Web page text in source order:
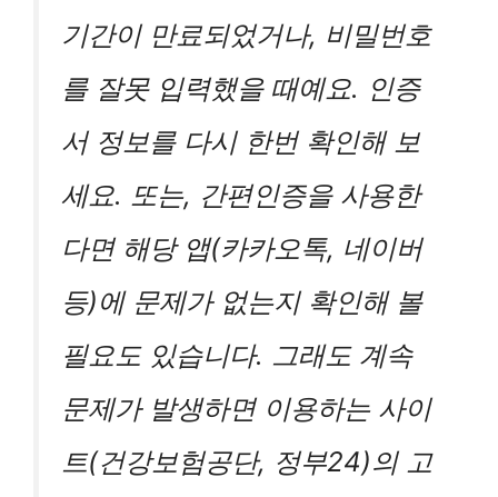
기간이 만료되었거나, 비밀번호
를 잘못 입력했을 때예요. 인증
서 정보를 다시 한번 확인해 보
세요. 또는, 간편인증을 사용한
다면 해당 앱(카카오톡, 네이버
등)에 문제가 없는지 확인해 볼
필요도 있습니다. 그래도 계속
문제가 발생하면 이용하는 사이
트(건강보험공단, 정부24)의 고